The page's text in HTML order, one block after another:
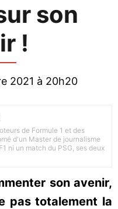
son
!
2021 à 20h20
de Formule 1 et des
d'un Master de journalisme
ni un match du PSG, ses deux
son avenir,
pas totalement la